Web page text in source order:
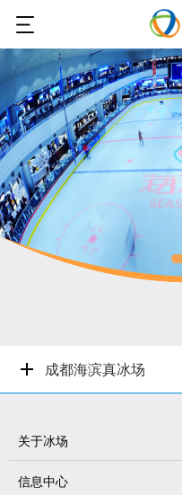
成都海滨真冰场
关于冰场
信息中心